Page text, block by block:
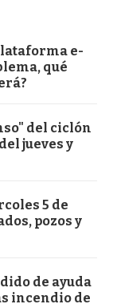
e-
qué
del ciclón
jueves y
5 de
pozos y
de ayuda
incendio de